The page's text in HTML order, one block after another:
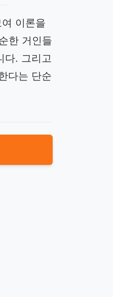
이론을
한 거인들
다. 그리고
다는 단순